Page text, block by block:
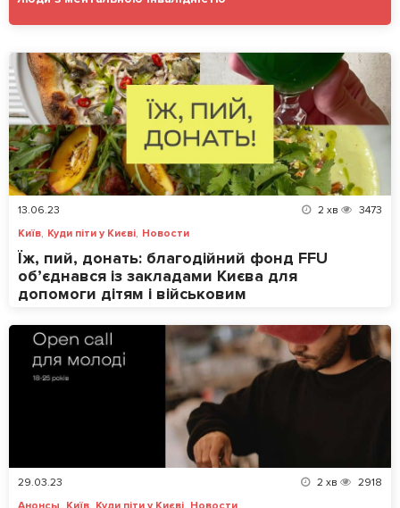
13.06.23 2 хв
3473
Київ, Куди піти у Києві, Новости
Їж, пий, донать: благодійний фонд FFU
об’єднався із закладами Києва для
допомоги дітям і військовим
29.03.23 2 хв
2918
, , ,